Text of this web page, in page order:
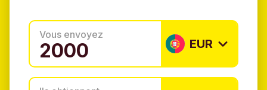
Vous envoyez
EUR